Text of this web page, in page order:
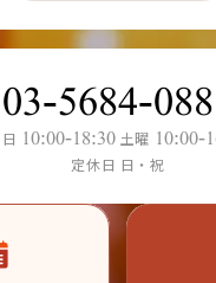
03-5684-
10:00-18:30 土曜 10:00-
定休日 日・祝